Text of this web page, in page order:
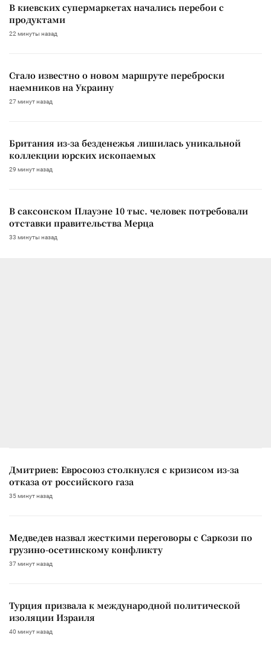
В киевских супермаркетах начались перебои с
продуктами
22 минуты назад
Стало известно о новом маршруте переброски
наемников на Украину
27 минут назад
Британия из-за безденежья лишилась уникальной
коллекции юрских ископаемых
29 минут назад
В саксонском Плауэне 10 тыс. человек потребовали
отставки правительства Мерца
33 минуты назад
Дмитриев: Евросоюз столкнулся с кризисом из-за
отказа от российского газа
35 минут назад
Медведев назвал жесткими переговоры с Саркози по
грузино-осетинскому конфликту
37 минут назад
Турция призвала к международной политической
изоляции Израиля
40 минут назад